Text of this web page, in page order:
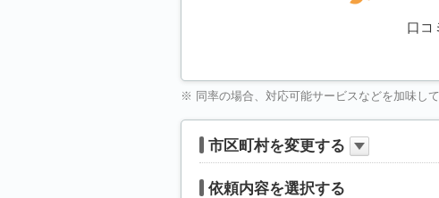
口コ
※ 同率の場合、対応可能サービスなどを加味し
市区町村を変更する
依頼内容を選択する